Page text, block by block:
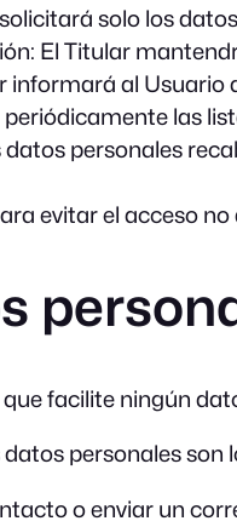
solo los
El Titular
al
las
personales
evitar el acceso
facilite ningún
personales son
o enviar un